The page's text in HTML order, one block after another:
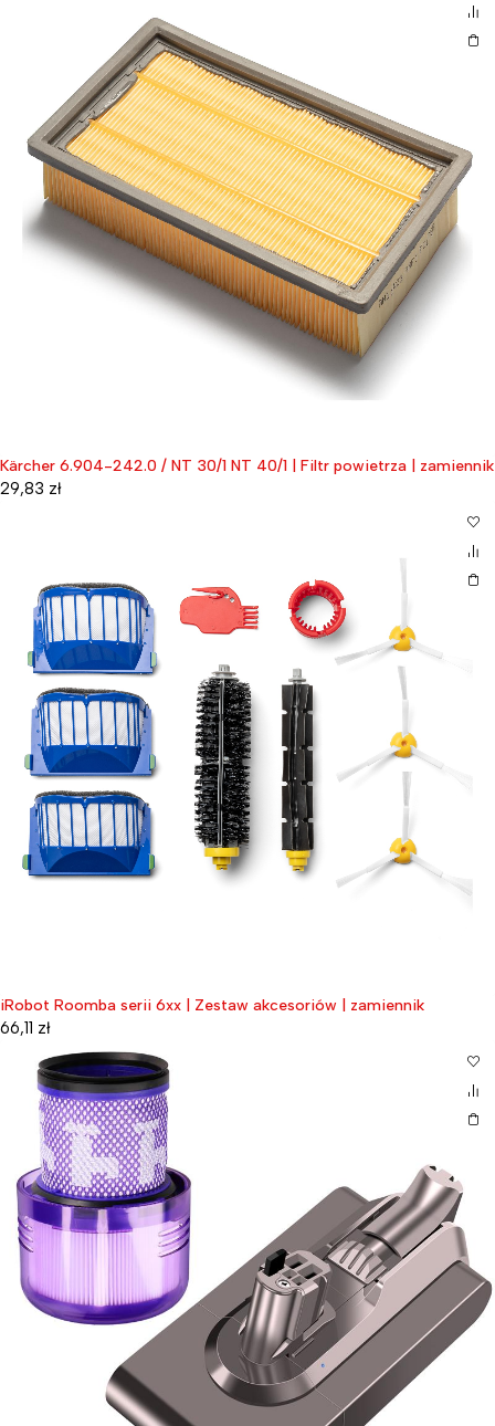
Kärcher 6.904-242.0 / NT 30/1 NT 40/1 | Filtr powietrza | zamiennik
29,83 zł
iRobot Roomba serii 6xx | Zestaw akcesoriów | zamiennik
66,11 zł